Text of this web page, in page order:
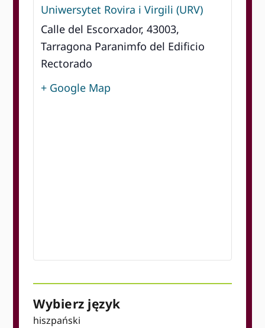
Uniwersytet Rovira i Virgili (URV)
Calle del Escorxador, 43003,
Tarragona Paranimfo del Edificio
Rectorado
+ Google Map
Wybierz język
hiszpański